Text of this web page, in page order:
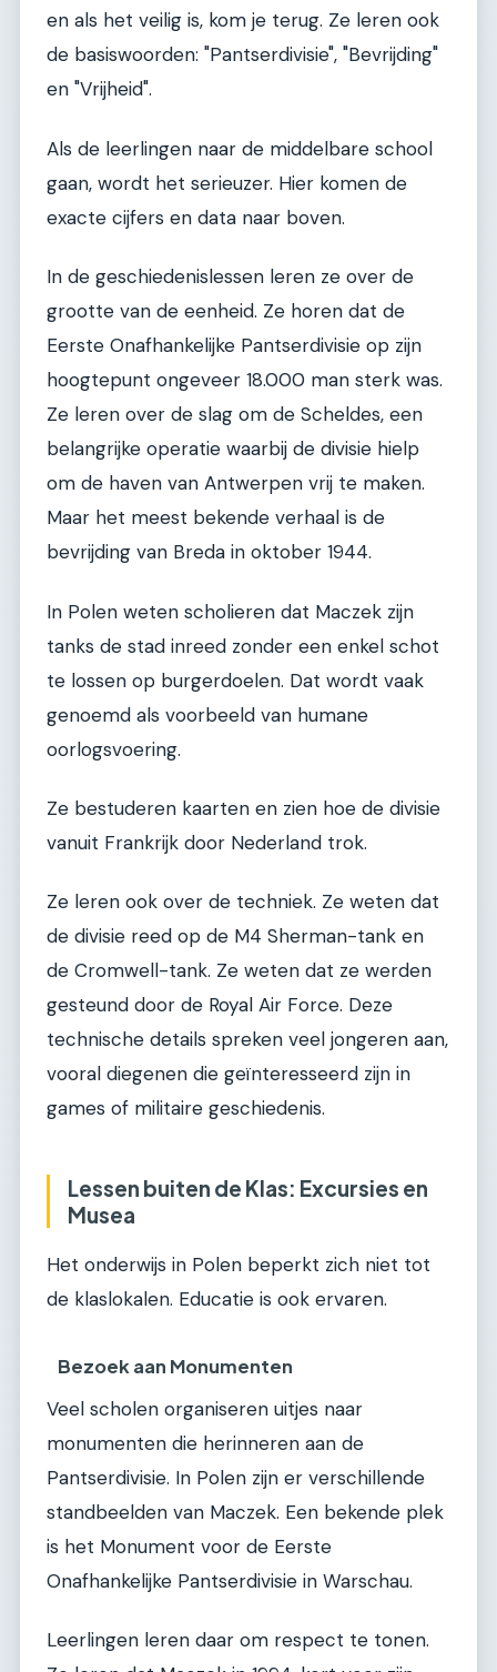
en als het veilig is, kom je terug. Ze leren ook
de basiswoorden: "Pantserdivisie", "Bevrijding"
en "Vrijheid".
Als de leerlingen naar de middelbare school
gaan, wordt het serieuzer. Hier komen de
exacte cijfers en data naar boven.
In de geschiedenislessen leren ze over de
grootte van de eenheid. Ze horen dat de
Eerste Onafhankelijke Pantserdivisie op zijn
hoogtepunt ongeveer 18.000 man sterk was.
Ze leren over de slag om de Scheldes, een
belangrijke operatie waarbij de divisie hielp
om de haven van Antwerpen vrij te maken.
Maar het meest bekende verhaal is de
bevrijding van Breda in oktober 1944.
In Polen weten scholieren dat Maczek zijn
tanks de stad inreed zonder een enkel schot
te lossen op burgerdoelen. Dat wordt vaak
genoemd als voorbeeld van humane
oorlogsvoering.
Ze bestuderen kaarten en zien hoe de divisie
vanuit Frankrijk door Nederland trok.
Ze leren ook over de techniek. Ze weten dat
de divisie reed op de M4 Sherman-tank en
de Cromwell-tank. Ze weten dat ze werden
gesteund door de Royal Air Force. Deze
technische details spreken veel jongeren aan,
vooral diegenen die geïnteresseerd zijn in
games of militaire geschiedenis.
Lessen buiten de Klas: Excursies en
Musea
Het onderwijs in Polen beperkt zich niet tot
de klaslokalen. Educatie is ook ervaren.
Bezoek aan Monumenten
Veel scholen organiseren uitjes naar
monumenten die herinneren aan de
Pantserdivisie. In Polen zijn er verschillende
standbeelden van Maczek. Een bekende plek
is het Monument voor de Eerste
Onafhankelijke Pantserdivisie in Warschau.
Leerlingen leren daar om respect te tonen.